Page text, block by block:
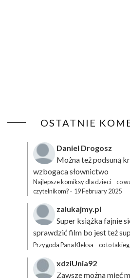
OSTATNIE
Daniel Drogosz
Można też podsuną
wzbogaca słownictwo
Najlepsze komiksy dla dzieci – co
czytelnikom? · 19 February 2025
zalukajmy.pl
Super książka fajnie
sprawdzić film bo jest też
Przygoda Pana Kleksa – co to
xdziUnia92
Zawsze można mieć